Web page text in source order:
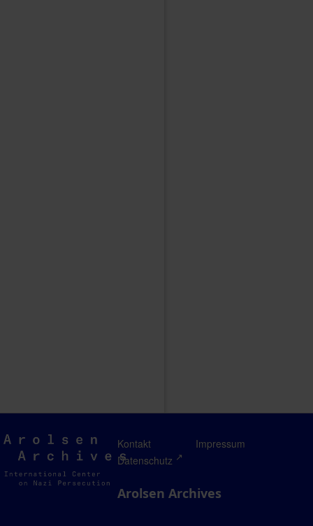
Arolsen
Archives
Kontakt
Impressum
Datenschutz
Arolsen Archives